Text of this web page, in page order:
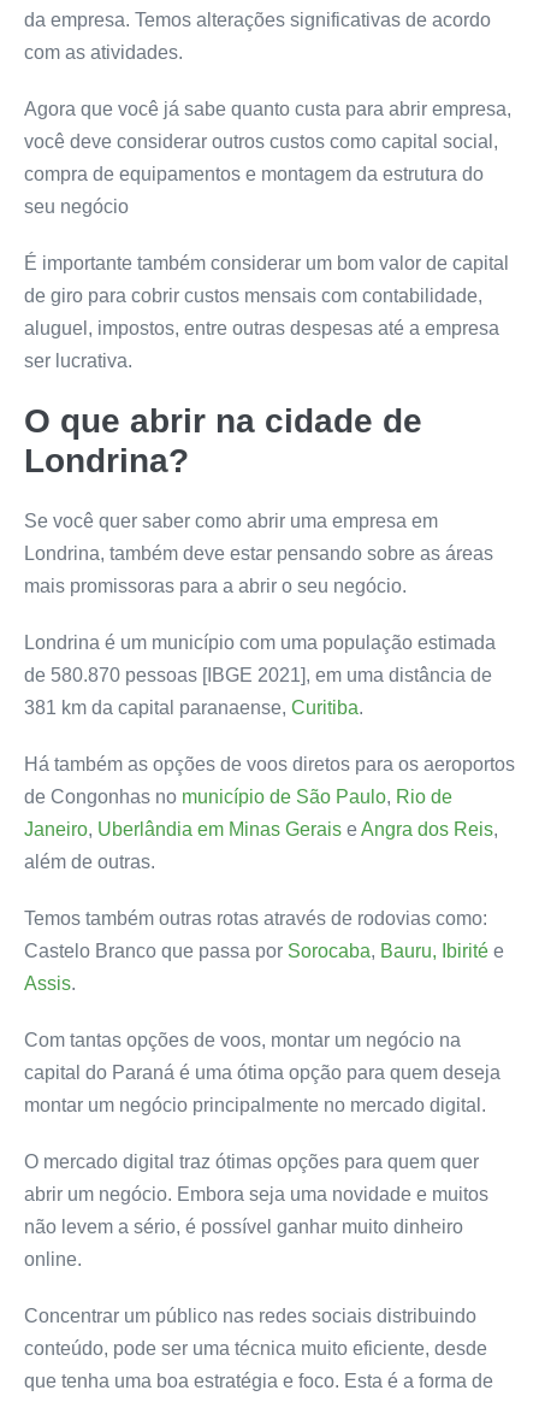
da empresa. Temos alterações significativas de acordo
com as atividades.
Agora que você já sabe quanto custa para abrir empresa,
você deve considerar outros custos como capital social,
compra de equipamentos e montagem da estrutura do
seu negócio
É importante também considerar um bom valor de capital
de giro para cobrir custos mensais com contabilidade,
aluguel, impostos, entre outras despesas até a empresa
ser lucrativa.
O que abrir na cidade de
Londrina?
Se você quer saber como abrir uma empresa em
Londrina, também deve estar pensando sobre as áreas
mais promissoras para a abrir o seu negócio.
Londrina é um município com uma população estimada
de 580.870 pessoas [IBGE 2021], em uma distância de
381 km da capital paranaense, Curitiba.
Há também as opções de voos diretos para os aeroportos
de Congonhas no município de São Paulo, Rio de
Janeiro, Uberlândia em Minas Gerais eAngra dos Reis,
além de outras.
Temos também outras rotas através de rodovias como:
Castelo Branco que passa por Sorocaba, Bauru, Ibirité e
Assis.
Com tantas opções de voos, montar um negócio na
capital do Paraná é uma ótima opção para quem deseja
montar um negócio principalmente no mercado digital.
O mercado digital traz ótimas opções para quem quer
abrir um negócio. Embora seja uma novidade e muitos
não levem a sério, é possível ganhar muito dinheiro
online.
Concentrar um público nas redes sociais distribuindo
conteúdo, pode ser uma técnica muito eficiente, desde
que tenha uma boa estratégia e foco. Esta é a forma de